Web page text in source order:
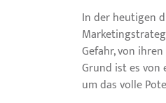
In der heutigen
Gefahr, von
Grund ist es von
um das volle